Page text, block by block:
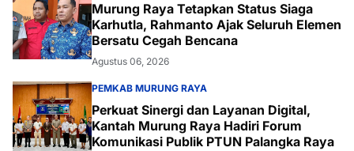
Murung Raya Tetapkan Status Siaga
Karhutla, Rahmanto Ajak Seluruh Elemen
Bersatu Cegah Bencana
Agustus 06, 2026
PEMKAB MURUNG RAYA
Perkuat Sinergi dan Layanan Digital,
Kantah Murung Raya Hadiri Forum
Komunikasi Publik PTUN Palangka Raya